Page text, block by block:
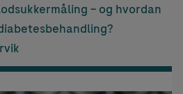
– og hvordan